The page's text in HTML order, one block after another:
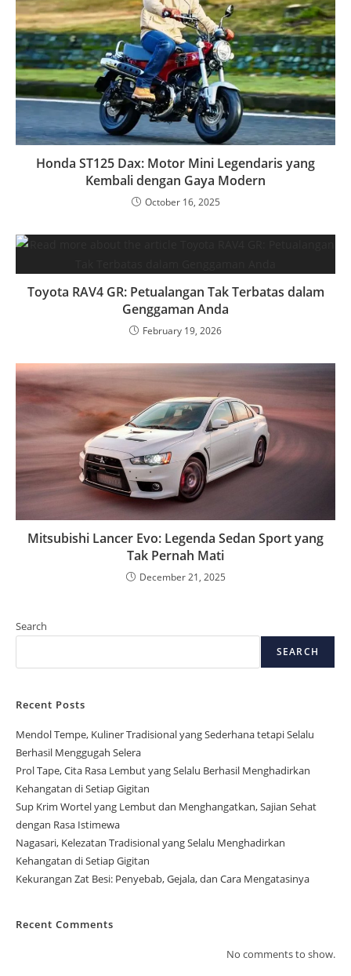
Honda ST125 Dax: Motor Mini Legendaris yang
Kembali dengan Gaya Modern
October 16, 2025
Toyota RAV4 GR: Petualangan Tak Terbatas dalam
Genggaman Anda
February 19, 2026
Mitsubishi Lancer Evo: Legenda Sedan Sport yang
Tak Pernah Mati
December 21, 2025
Search
SEARCH
Recent Posts
Mendol Tempe, Kuliner Tradisional yang Sederhana tetapi Selalu
Berhasil Menggugah Selera
Prol Tape, Cita Rasa Lembut yang Selalu Berhasil Menghadirkan
Kehangatan di Setiap Gigitan
Sup Krim Wortel yang Lembut dan Menghangatkan, Sajian Sehat
dengan Rasa Istimewa
Nagasari, Kelezatan Tradisional yang Selalu Menghadirkan
Kehangatan di Setiap Gigitan
Kekurangan Zat Besi: Penyebab, Gejala, dan Cara Mengatasinya
Recent Comments
No comments to show.